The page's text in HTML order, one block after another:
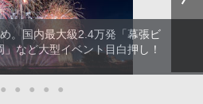
。国内最大級2.4万発「幕張ビ
など大型イベント目白押し！
● ● ● ● ●